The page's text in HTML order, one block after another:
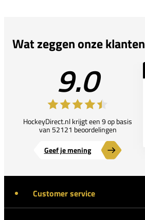
Wat zeggen onze klanten
9.0
HockeyDirect.nl krijgt een 9 op basis
van 52121 beoordelingen
Geef je mening
Customer service